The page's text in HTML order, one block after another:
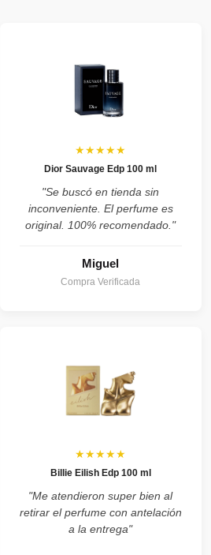
★★★★★
Dior Sauvage Edp 100 ml
"Se buscó en tienda sin
inconveniente. El perfume es
original. 100% recomendado."
Miguel
Compra Verificada
★★★★★
Billie Eilish Edp 100 ml
"Me atendieron super bien al
retirar el perfume con antelación
a la entrega"